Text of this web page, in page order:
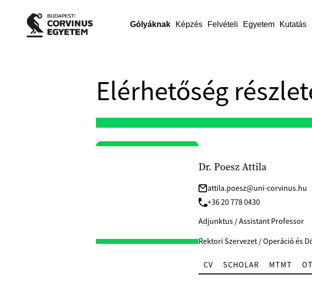
Gólyáknak Képzés Felvételi Egyetem Kutatás
Elérhetőség
Dr. Poesz Attila
attila.poesz@uni-corvinus.hu
+36 20 778 0430
Adjunktus / Assistant Professor
Rektori Szervezet / Operáció és
CV SCHOLAR MTMT